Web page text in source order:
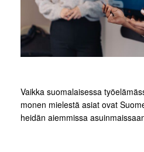
Vaikka suomalaisessa
monen mielestä asiat ovat
heidän aiemmissa